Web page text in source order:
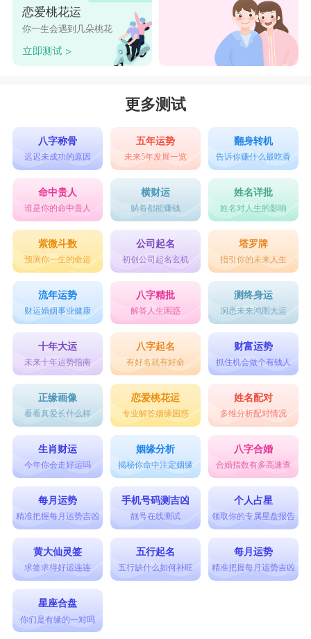
恋爱桃花运
你一生会遇到几朵桃花
更多测试
八字称骨
迟迟未成功的原因
五年运势
未来5年发展一览
翻身转机
告诉你赚什么最吃香
命中贵人
谁是你的命中贵人
横财运
躺着都能赚钱
姓名详批
姓名对人生的影响
紫微斗数
预测你一生的命运
公司起名
初创公司起名玄机
塔罗牌
指引你的未来人生
流年运势
财运婚姻事业健康
八字精批
解答人生困惑
测终身运
洞悉未来鸿图大运
十年大运
未来十年运势指南
八字起名
有好名就有好命
财富运势
抓住机会做个有钱人
正缘画像
看看真爱长什么样
恋爱桃花运
专业解答姻缘困惑
姓名配对
多维分析配对情况
生肖财运
今年你会走好运吗
姻缘分析
揭秘你命中注定姻缘
八字合婚
合婚指数有多高速查
每月运势
精准把握每月运势吉凶
手机号码测吉凶
靓号在线测试
个人占星
领取你的专属星盘报告
黄大仙灵签
求签求得好运连连
五行起名
五行缺什么如何补旺
每月运势
精准把握每月运势吉凶
星座合盘
你们是有缘的一对吗